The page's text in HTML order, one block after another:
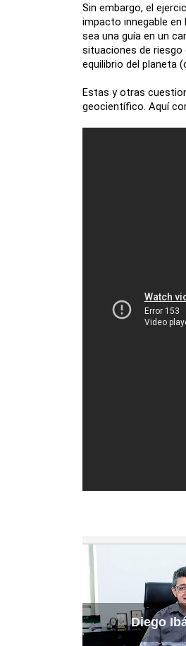
Sin embargo, el
impacto innegable
sea una guía en un
situaciones de riesgo
equilibrio del planeta
Estas y otras
geocientífico. Aquí